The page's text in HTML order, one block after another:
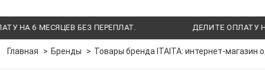
НА 6 МЕСЯЦЕВ БЕЗ ПЕРЕПЛАТ. ДЕЛИТЕ ОПЛАТУ НА
Главная Бренды Товары бренда ITAITA: интернет-магазин